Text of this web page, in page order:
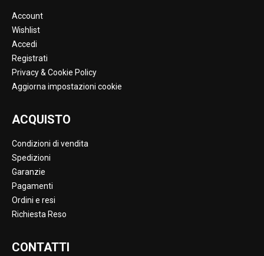
Account
Wishlist
Accedi
Registrati
Privacy & Cookie Policy
Aggiorna impostazioni cookie
ACQUISTO
Condizioni di vendita
Spedizioni
Garanzie
Pagamenti
Ordini e resi
Richiesta Reso
CONTATTI